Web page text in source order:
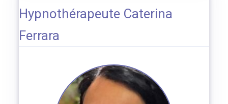
Hypnothérapeute Caterina
Ferrara